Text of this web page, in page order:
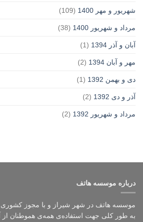
شهریور و مهر 1400 (109)
مرداد و شهریور 1400 (38)
آبان و آذر 1394 (1)
مهر و آبان 1394 (2)
دی و بهمن 1392 (1)
آذر و دی 1392 (2)
مرداد و شهریور 1392 (2)
درباره موسسه هاتف
موسسه هاتف در شهر شیراز و با مجوز کشوری
به طور کلی جهت استفاده‌ی همه‌ی هموطنان